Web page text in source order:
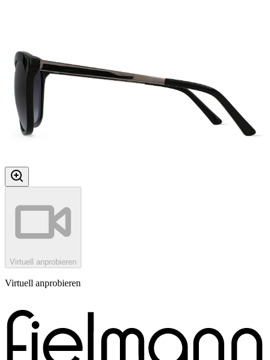
Virtuell anprobieren
Virtuell anprobieren